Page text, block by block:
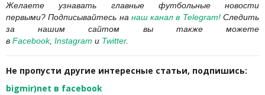
Желаете узнавать главные футбольные новости
первыми? Подписывайтесь на наш канал в Telegram!Следить
за нашим сайтом вы также можете
в Facebook, Instagram и Twitter.
Не пропусти другие интересные статьи, подпишись:
bigmir)net в facebook